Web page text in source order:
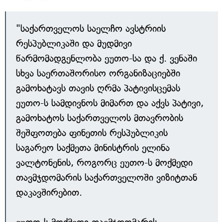
"საქართველოს საელჩო ავსტრიის
რესპუბლიკაში და მუდმივი
წარმომადგენლობა ეუთო-სა და ქ. ვენაში
სხვა საერთაშორისო ორგანიზაციებში
გამოხატავს თავის ღრმა პატივისცემას
ეუთო-ს სამდივნოს მიმართ და აქვს პატივი,
გამოხატოს საქართველოს მთავრობის
შეშფოთება ფინეთის რესპუბლიკის
საგარეო საქმეთა მინისტრის ელინა
ვალტონენის, როგორც ეუთო-ს მოქმედი
თავმჯდომარის საქართველოში ვიზიტთან
დაკავშირებით.